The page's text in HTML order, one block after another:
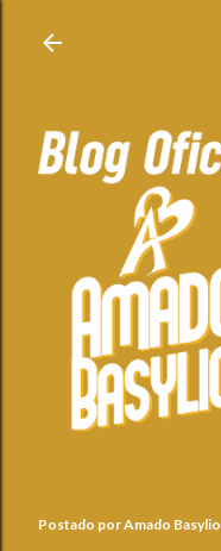
Postado porAmado Basylio